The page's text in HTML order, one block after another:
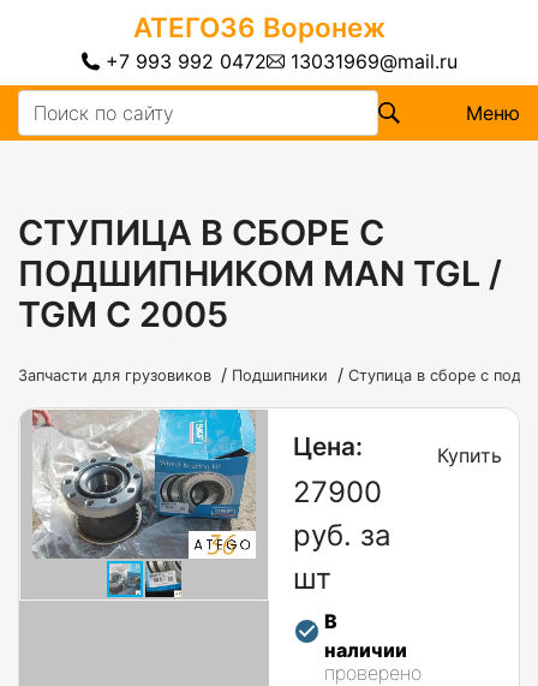
АТЕГО36 Воронеж
+7 993 992 0472 13031969@mail.ru
Меню
СТУПИЦА В СБОРЕ С
ПОДШИПНИКОМ MAN TGL /
TGM С 2005
Запчасти для грузовиков / Подшипники / Ступица в сборе с
Цена:
27900
руб. за
шт
В
наличии
проверено
Купить